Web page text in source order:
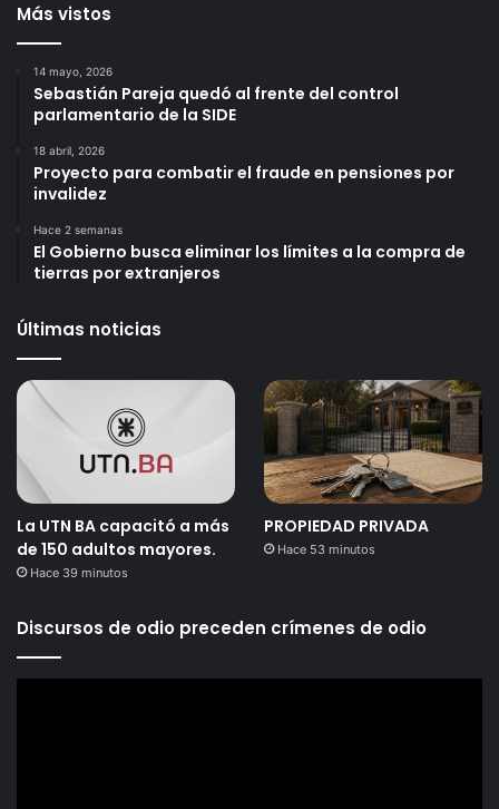
Más vistos
14 mayo, 2026
Sebastián Pareja quedó al frente del control
parlamentario de la SIDE
18 abril, 2026
Proyecto para combatir el fraude en pensiones por
invalidez
Hace 2 semanas
El Gobierno busca eliminar los límites a la compra de
tierras por extranjeros
Últimas noticias
La UTN BA capacitó a más
de 150 adultos mayores.
Hace 39 minutos
PROPIEDAD PRIVADA
Hace 53 minutos
Discursos de odio preceden crímenes de odio